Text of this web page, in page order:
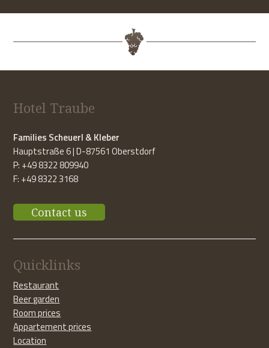
Hotel Traube
Families Scheuerl & Kleber
Hauptstraße 6 | D-87561 Oberstdorf
P: +49 8322 809940
F: +49 8322 3168
Contact us
Quicklinks
Restaurant
Beer garden
Room prices
Appartement prices
Location